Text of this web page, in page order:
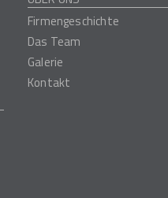
Firmengeschichte
Das Team
Galerie
Kontakt